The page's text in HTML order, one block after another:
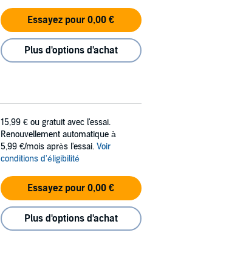
Essayez pour 0,00 €
Plus d'options d'achat
15,99 € ou gratuit avec l'essai.
Renouvellement automatique à
5,99 €/mois après l'essai. Voir
conditions d'éligibilité
Essayez pour 0,00 €
Plus d'options d'achat